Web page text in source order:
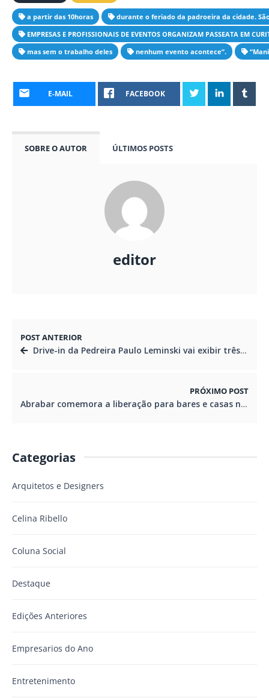
a partir das 10horas
durante o feriado da padroeira da cidade.
EMPRESAS E PROFISSIONAIS DE EVENTOS ORGANIZAM PASSEATA EM
mas sem o trabalho deles
nenhum evento acontece”.
E-MAIL FACEBOOK
SOBRE O AUTOR ÚLTIMOS POSTS
editor
POST ANTERIOR
Drive-in da Pedreira Paulo Leminski vai exibir três lançamentos: “Alice Júnior”, “Três Verões” e “Scooby! O Filme”
PRÓXIMO POST
Abrabar comemora a liberação para bares e casas noturnas e buffets de autoatendimento em Curitiba
Categorias
Arquitetos e Designers
Celina Ribello
Coluna Social
Destaque
Edições Anteriores
Empresarios do Ano
Entretenimento